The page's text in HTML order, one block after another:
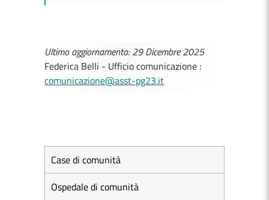
Ultimo aggiornamento: 29 Dicembre 2025
Federica Belli - Ufficio comunicazione :
comunicazione@asst-pg23.it
Case di comunità
Ospedale di comunità